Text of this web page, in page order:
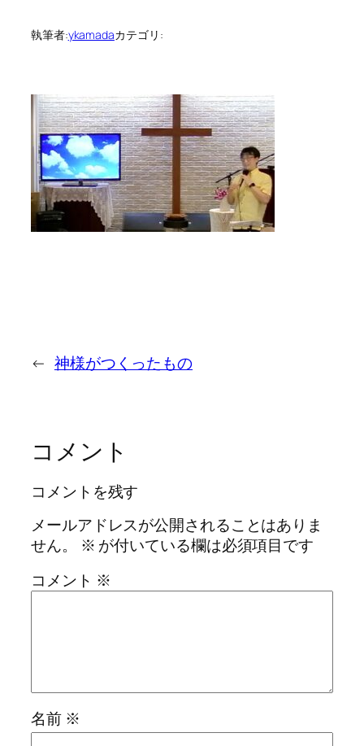
執筆者:ykamadaカテゴリ:
← 神様がつくったもの
コメント
コメントを残す
メールアドレスが公開されることはありま
せん。
※ が付いている欄は必須項目です
コメント ※
名前 ※